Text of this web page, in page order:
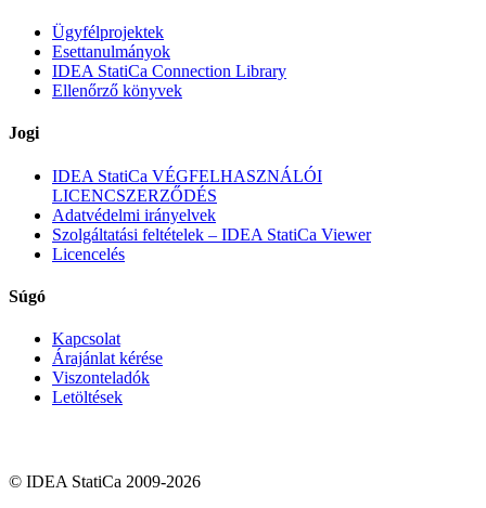
Ügyfélprojektek
Esettanulmányok
IDEA StatiCa Connection Library
Ellenőrző könyvek
Jogi
IDEA StatiCa VÉGFELHASZNÁLÓI
LICENCSZERZŐDÉS
Adatvédelmi irányelvek
Szolgáltatási feltételek – IDEA StatiCa Viewer
Licencelés
Súgó
Kapcsolat
Árajánlat kérése
Viszonteladók
Letöltések
© IDEA StatiCa 2009-2026